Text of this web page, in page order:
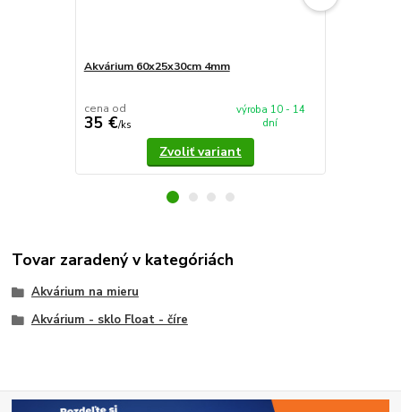
Akvárium 60x25x30cm 4mm
cena od
35 €/ks
výroba 10 - 14
dní
Zvoliť variant
Tovar zaradený v kategóriách
Akvárium na mieru
Akvárium - sklo Float - číre